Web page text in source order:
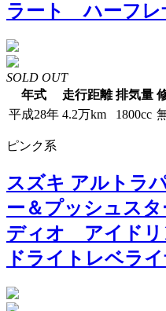
ラート ハーフレ
SOLD OUT
年式
走行距離 排気量
平成28年 4.2万km 1800cc
ピンク系
スズキ アルトラ
ー＆プッシュス
ディオ アイド
ドライトレベラ